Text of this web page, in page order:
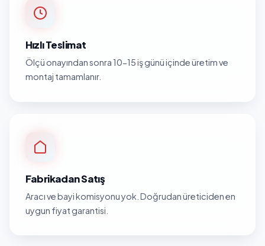
Hızlı Teslimat
Ölçü onayından sonra 10-15 iş günü içinde üretim ve
montaj tamamlanır.
Fabrikadan Satış
Aracı ve bayi komisyonu yok. Doğrudan üreticiden en
uygun fiyat garantisi.